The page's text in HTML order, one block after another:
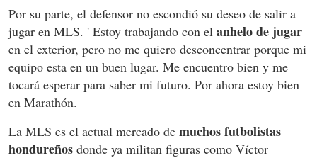
Por su parte, el defensor no escondió su deseo de salir a
jugar en MLS. ' Estoy trabajando con el anhelo de jugar
en el exterior, pero no me quiero desconcentrar porque mi
equipo esta en un buen lugar. Me encuentro bien y me
tocará esperar para saber mi futuro. Por ahora estoy bien
en Marathón.
La MLS es el actual mercado de muchos futbolistas
hondureños donde ya militan figuras como Víctor